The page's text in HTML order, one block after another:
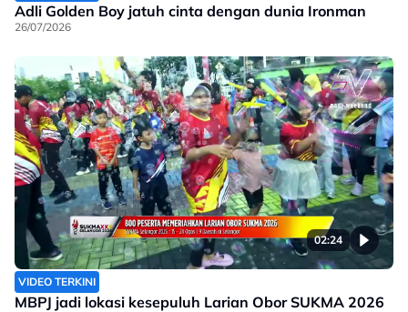
Adli Golden Boy jatuh cinta dengan dunia Ironman
26/07/2026
02:24
VIDEO TERKINI
MBPJ jadi lokasi kesepuluh Larian Obor SUKMA 2026